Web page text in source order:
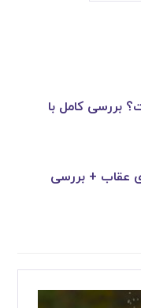
بررسی کامل با
عقاب + بررسی